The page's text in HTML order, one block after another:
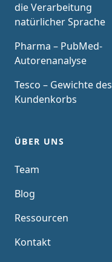
die Verarbeitung
natürlicher Sprache
Pharma – PubMed-
Autorenanalyse
Tesco – Gewichte des
Kundenkorbs
ÜBER UNS
Team
Blog
Ressourcen
Kontakt